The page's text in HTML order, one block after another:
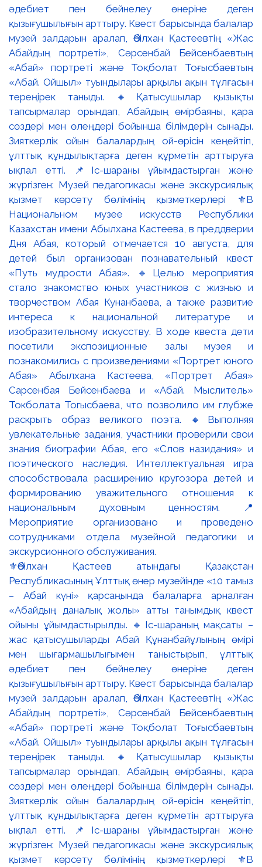
⚜️Әбілхан Қастеев атындағы Қазақстан
Республикасының Ұлттық өнер музейінде «10 тамыз
– Абай күні» қарсаңында балаларға арналған
«Абайдың даналық жолы» атты танымдық квест
ойыны ұйымдастырылды. 🔹Іс-шараның мақсаты –
жас қатысушыларды Абай Құнанбайұлының өмірі
мен шығармашылығымен таныстырып, ұлттық
әдебиет пен бейнелеу өнеріне деген
қызығушылығын арттыру. Квест барысында балалар
музей залдарын аралап, Әбілхан Қастеевтің «Жас
Абайдың портреті», Сәрсенбай Бейсенбаевтың
«Абай» портреті және Тоқболат Тоғысбаевтың
«Абай. Ойшыл» туындылары арқылы ақын тұлғасын
тереңірек таныды. 🔸Қатысушылар қызықты
тапсырмалар орындап, Абайдың өмірбаяны, қара
сөздері мен өлеңдері бойынша білімдерін сынады.
Зияткерлік ойын балалардың ой-өрісін кеңейтіп,
ұлттық құндылықтарға деген құрметін арттыруға
ықпал етті. 📌Іс-шараны ұйымдастырған және
жүргізген: Музей педагогикасы және экскурсиялық
қызмет көрсету бөлімінің қызметкерлері ⚜️В